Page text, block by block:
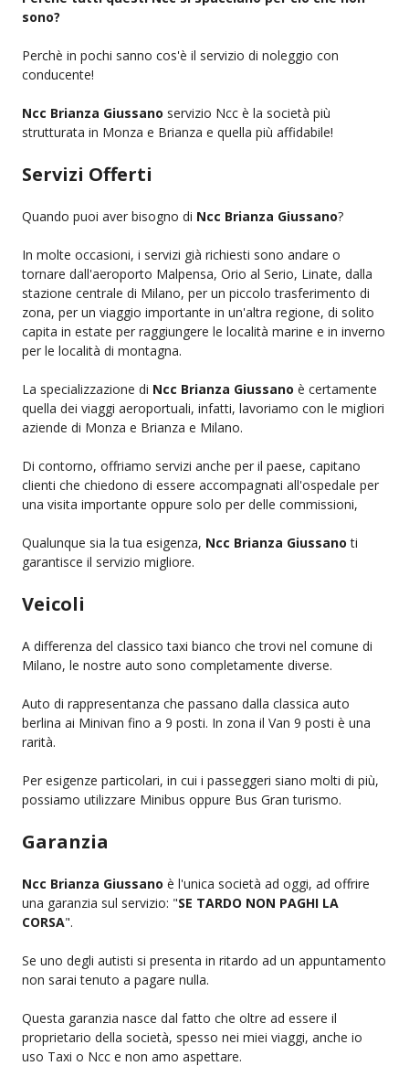
sono?
Perchè in pochi sanno cos'è il servizio di noleggio con
conducente!
Ncc Brianza Giussano servizio Ncc è la società più
strutturata in Monza e Brianza e quella più affidabile!
Servizi Offerti
Quando puoi aver bisogno di Ncc Brianza Giussano?
In molte occasioni, i servizi già richiesti sono andare o
tornare dall'aeroporto Malpensa, Orio al Serio, Linate, dalla
stazione centrale di Milano, per un piccolo trasferimento di
zona, per un viaggio importante in un'altra regione, di solito
capita in estate per raggiungere le località marine e in inverno
per le località di montagna.
La specializzazione di Ncc Brianza Giussano è certamente
quella dei viaggi aeroportuali, infatti, lavoriamo con le migliori
aziende di Monza e Brianza e Milano.
Di contorno, offriamo servizi anche per il paese, capitano
clienti che chiedono di essere accompagnati all'ospedale per
una visita importante oppure solo per delle commissioni,
Qualunque sia la tua esigenza, Ncc Brianza Giussano ti
garantisce il servizio migliore.
Veicoli
A differenza del classico taxi bianco che trovi nel comune di
Milano, le nostre auto sono completamente diverse.
Auto di rappresentanza che passano dalla classica auto
berlina ai Minivan fino a 9 posti. In zona il Van 9 posti è una
rarità.
Per esigenze particolari, in cui i passeggeri siano molti di più,
possiamo utilizzare Minibus oppure Bus Gran turismo.
Garanzia
Ncc Brianza Giussano è l'unica società ad oggi, ad offrire
una garanzia sul servizio: "SE TARDO NON PAGHI LA
CORSA".
Se uno degli autisti si presenta in ritardo ad un appuntamento
non sarai tenuto a pagare nulla.
Questa garanzia nasce dal fatto che oltre ad essere il
proprietario della società, spesso nei miei viaggi, anche io
uso Taxi o Ncc e non amo aspettare.